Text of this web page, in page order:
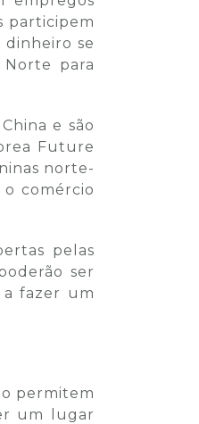
participem
se
para
e são
Future
norte-
comércio
pelas
ser
a fazer um
permitem
um lugar